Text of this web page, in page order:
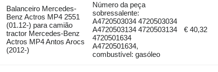
Balanceiro Mercedes-
Benz Actros MP4 2551
(01.12-) para camião
tractor Mercedes-Benz
Actros MP4 Antos Arocs
(2012-)
Número da peça
sobressalente:
A4720503034 4720503034
A4720503134 4720503134
4720501634
A4720501634,
combustível: gasóleo
€ 40,32